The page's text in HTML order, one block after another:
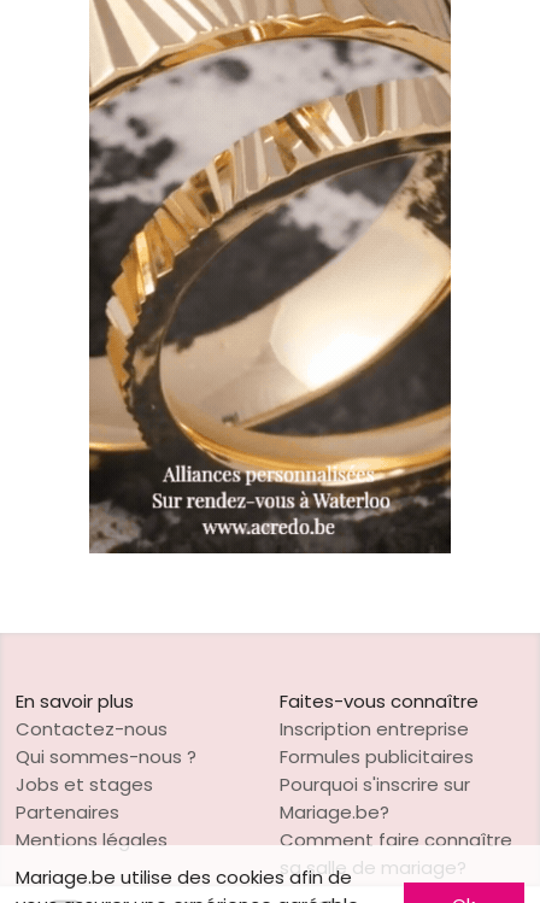
En savoir plus
Contactez-nous
Qui sommes-nous ?
Jobs et stages
Partenaires
Mentions légales
Faites-vous connaître
Inscription entreprise
Formules publicitaires
Pourquoi s'inscrire sur
Mariage.be?
Comment faire connaître
sa salle de mariage?
Mariage.be utilise des cookies afin de